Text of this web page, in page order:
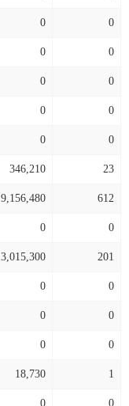
0 0
0 0
0 0
0 0
0 0
346,210 23
9,156,480 612
0 0
3,015,300 201
0 0
0 0
0 0
18,730 1
0 0